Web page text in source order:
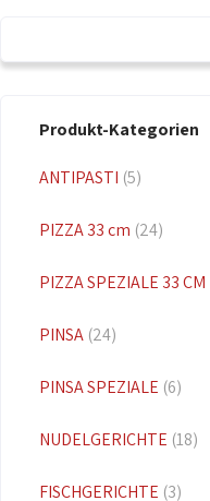
Produkt-Kategorien
ANTIPASTI (5)
PIZZA 33 cm (24)
PIZZA SPEZIALE 33 CM
PINSA (24)
PINSA SPEZIALE (6)
NUDELGERICHTE (18)
FISCHGERICHTE (3)